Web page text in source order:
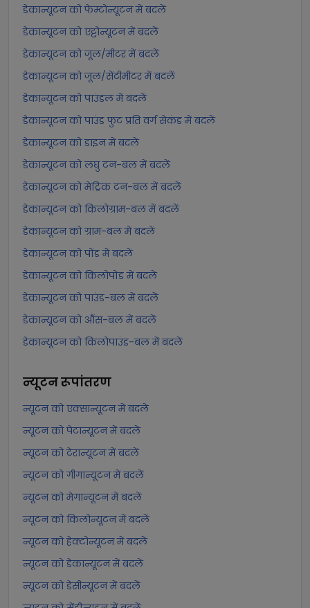
डेकान्यूटन को फेम्टोन्यूटन में बदलें
डेकान्यूटन को एट्टोन्यूटन में बदलें
डेकान्यूटन को जूल/मीटर में बदलें
डेकान्यूटन को जूल/सेंटीमीटर में बदलें
डेकान्यूटन को पाउंडल में बदलें
डेकान्यूटन को पाउंड फुट प्रति वर्ग सेकंड में बदलें
डेकान्यूटन को डाइन में बदलें
डेकान्यूटन को लघु टन-बल में बदलें
डेकान्यूटन को मेट्रिक टन-बल में बदलें
डेकान्यूटन को किलोग्राम-बल में बदलें
डेकान्यूटन को ग्राम-बल में बदलें
डेकान्यूटन को पोंड में बदलें
डेकान्यूटन को किलोपोंड में बदलें
डेकान्यूटन को पाउंड-बल में बदलें
डेकान्यूटन को औंस-बल में बदलें
डेकान्यूटन को किलोपाउंड-बल में बदलें
न्यूटनरूपांतरण
न्यूटन को एक्सान्यूटन में बदलें
न्यूटन को पेटान्यूटन में बदलें
न्यूटन को टेरान्यूटन में बदलें
न्यूटन को गीगान्यूटन में बदलें
न्यूटन को मेगान्यूटन में बदलें
न्यूटन को किलोन्यूटन में बदलें
न्यूटन को हेक्टोन्यूटन में बदलें
न्यूटन को डेकान्यूटन में बदलें
न्यूटन को डेसीन्यूटन में बदलें